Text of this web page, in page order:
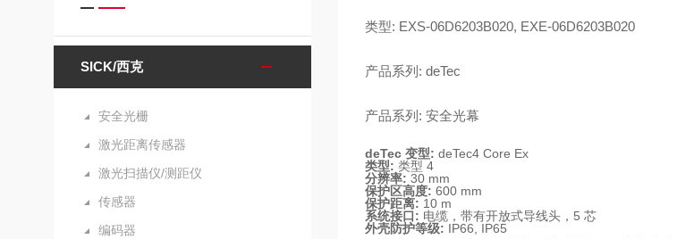
SICK/西克
安全光栅
激光距离传感器
激光扫描仪/测距仪
传感器
编码器
类型: EXS-06D6203B020, EXE-06D6203B020
产品系列: deTec
产品系列: 安全光幕
deTec 变型: deTec4 Core Ex
类型: 类型 4
分辨率: 30 mm
保护区高度: 600 mm
保护距离: 10 m
系统接口: 电缆，带有开放式导线头，5 芯
外壳防护等级: IP66, IP65